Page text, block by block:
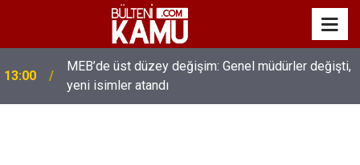
13:00
MEB’de üst düzey değişim: Genel müdürler değişti,
yeni isimler atandı